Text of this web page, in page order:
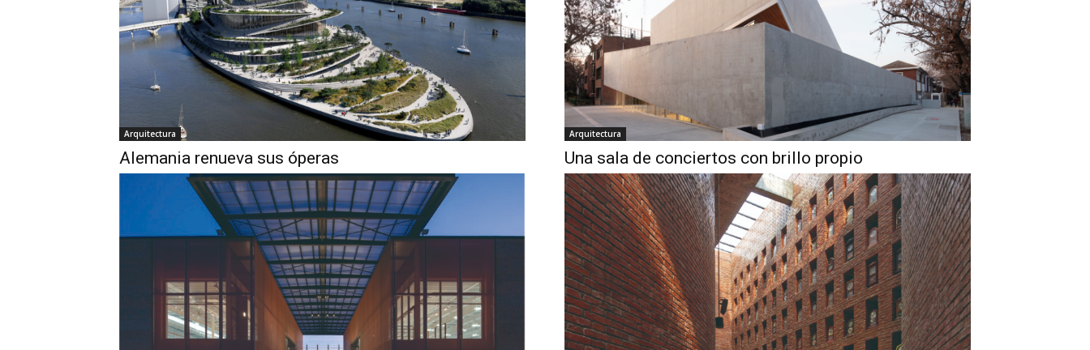
Arquitectura
Alemania renueva sus óperas
Arquitectura
Una sala de conciertos con brillo propio